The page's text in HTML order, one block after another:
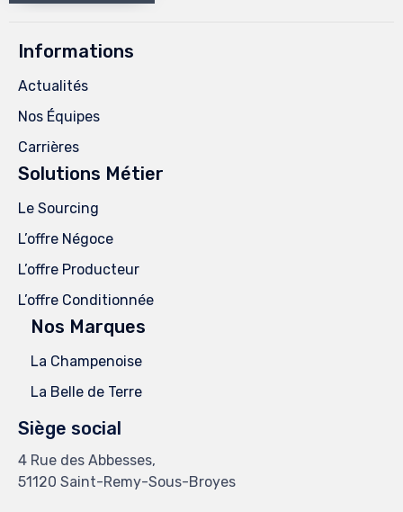
Informations
Actualités
Nos Équipes
Carrières
Solutions Métier
Le Sourcing
L’offre Négoce
L’offre Producteur
L’offre Conditionnée
Nos Marques
La Champenoise
La Belle de Terre
Siège social
4 Rue des Abbesses,
51120 Saint-Remy-Sous-Broyes